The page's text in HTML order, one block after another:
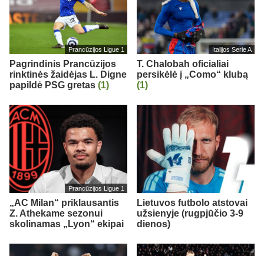
Prancūzijos Ligue 1
Pagrindinis Prancūzijos
rinktinės žaidėjas L. Digne
papildė PSG gretas (1)
Italijos Serie A
T. Chalobah oficialiai
persikėlė į „Como“ klubą
(1)
Prancūzijos Ligue 1
„AC Milan“ priklausantis
Z. Athekame sezonui
skolinamas „Lyon“ ekipai
Lietuvos futbolo atstovai
užsienyje (rugpjūčio 3-9
dienos)